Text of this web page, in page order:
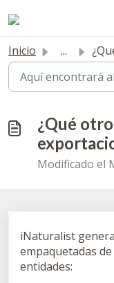
Inicio ... ¿Qué otros
¿Qué
Modificado el
iNaturalist
empaquetadas
entidades: